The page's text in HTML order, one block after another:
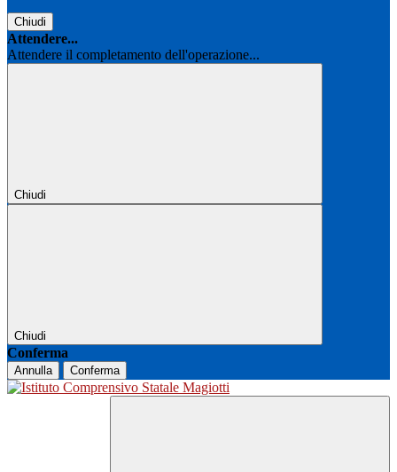
Chiudi
Attendere...
Attendere il completamento dell'operazione...
Chiudi
Chiudi
Conferma
Annulla Conferma